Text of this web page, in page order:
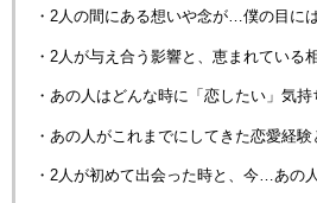
・2人の間にある想いや念が…僕の目に
・2人が与え合う影響と、恵まれている
・あの人はどんな時に「恋したい」気持
・あの人がこれまでにしてきた恋愛経
・2人が初めて出会った時と、今…あの